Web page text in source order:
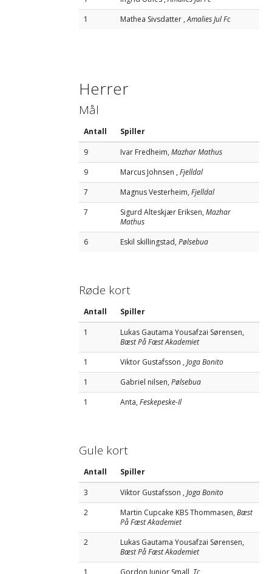
1
Mathea Sivsdatter ,Amalies Jul Fc
Herrer
Mål
Antall
Spiller
9
Ivar Fredheim, Mazhar Mathus
9
Marcus Johnsen , Fjelldal
7
Magnus Vesterheim, Fjelldal
7
Sigurd Alteskjær Eriksen, Mazhar
Mathus
6
Eskil skillingstad, Pølsebua
Røde kort
Antall
Spiller
1
Lukas Gautama Yousafzai Sørensen,
Bæst På Fæst Akademiet
1
Viktor Gustafsson , Joga Bonito
1
Gabriel nilsen, Pølsebua
1
Anta, Feskepeske-Il
Gule kort
Antall
Spiller
3
Viktor Gustafsson , Joga Bonito
2
Martin Cupcake KBS Thommasen, Bæst
På Fæst Akademiet
2
Lukas Gautama Yousafzai Sørensen,
Bæst På Fæst Akademiet
1
Gordon Junior Small, Tc